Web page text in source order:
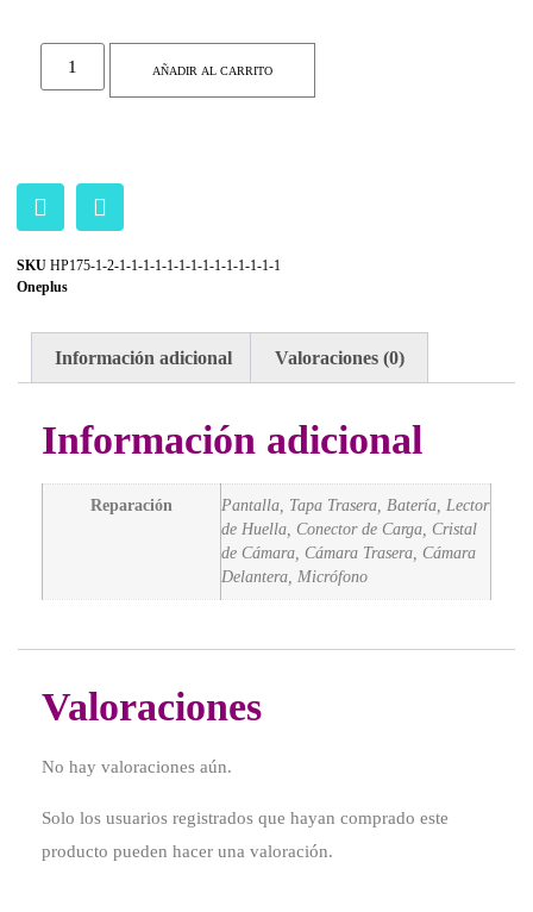
AÑADIR AL CARRITO
SKU HP175-1-2-1-1-1-1-1-1-1-1-1-1-1-1-1-1
Oneplus
Información adicional Valoraciones (0)
Información adicional
Reparación
Pantalla, Tapa Trasera, Batería, Lector
de Huella, Conector de Carga, Cristal
de Cámara, Cámara Trasera, Cámara
Delantera, Micrófono
Valoraciones
No hay valoraciones aún.
Solo los usuarios registrados que hayan comprado este
producto pueden hacer una valoración.